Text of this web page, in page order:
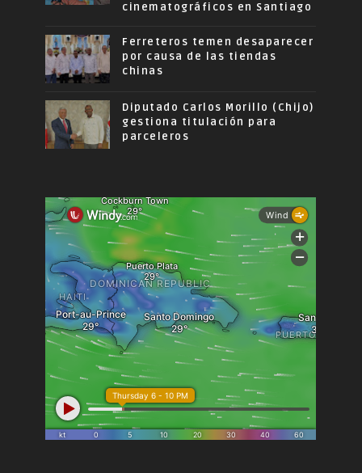
cinematográficos en Santiago
Ferreteros temen desaparecer
por causa de las tiendas
chinas
Diputado Carlos Morillo (Chijo)
gestiona titulación para
parceleros